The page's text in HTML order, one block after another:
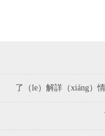
了（le）解詳（xiáng）